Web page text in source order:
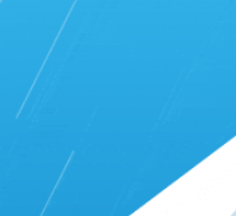
البث المباشر
عبر عدّة
في تيك توك شراء
البث المباشر. يتم تحويل
تحقق لك دخلاً. يجب عليك